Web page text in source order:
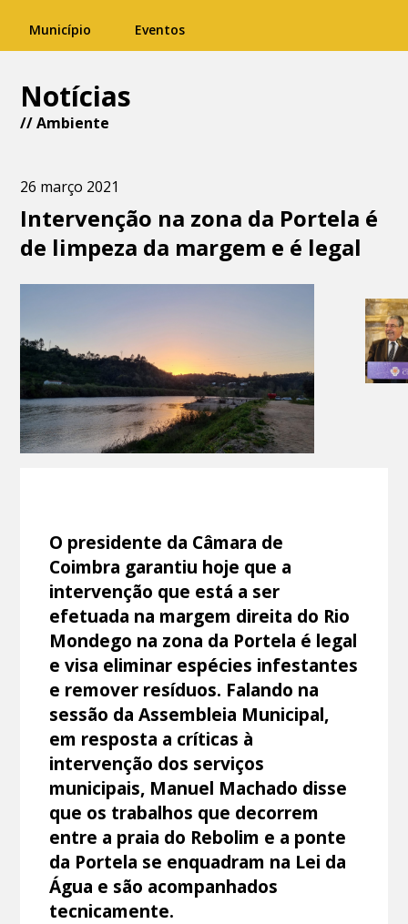
Município Eventos
Notícias
//Ambiente
26 março 2021
Intervenção na zona da Portela é
de limpeza da margem e é legal
O presidente da Câmara de
Coimbra garantiu hoje que a
intervenção que está a ser
efetuada na margem direita do Rio
Mondego na zona da Portela é legal
e visa eliminar espécies infestantes
e remover resíduos. Falando na
sessão da Assembleia Municipal,
em resposta a críticas à
intervenção dos serviços
municipais, Manuel Machado disse
que os trabalhos que decorrem
entre a praia do Rebolim e a ponte
da Portela se enquadram na Lei da
Água e são acompanhados
tecnicamente.